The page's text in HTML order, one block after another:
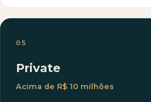
05
Private
Acima de R$ 10 milhões